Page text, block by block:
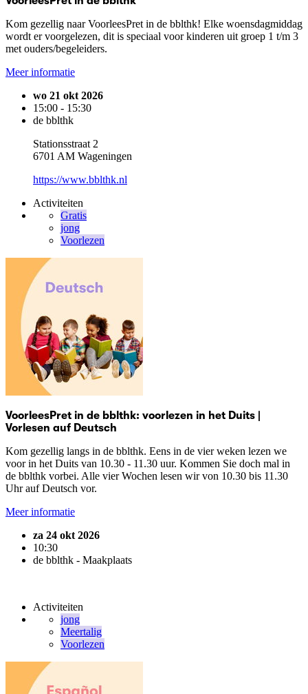
Kom gezellig naar VoorleesPret in de bblthk! Elke woensdagmiddag
wordt er voorgelezen, dit is speciaal voor kinderen uit groep 1 t/m 3
met ouders/begeleiders.
Meer informatie
wo 21 okt 2026
15:00 - 15:30
de bblthk
Stationsstraat 2
6701 AM Wageningen
https://www.bblthk.nl
Activiteiten
Gratis
jong
Voorlezen
VoorleesPret in de bblthk: voorlezen in het Duits |
Vorlesen auf Deutsch
Kom gezellig langs in de bblthk. Eens in de vier weken lezen we
voor in het Duits van 10.30 - 11.30 uur. Kommen Sie doch mal in
de bblthk vorbei. Alle vier Wochen lesen wir von 10.30 bis 11.30
Uhr auf Deutsch vor.
Meer informatie
za 24 okt 2026
10:30
de bblthk - Maakplaats
Activiteiten
jong
Meertalig
Voorlezen